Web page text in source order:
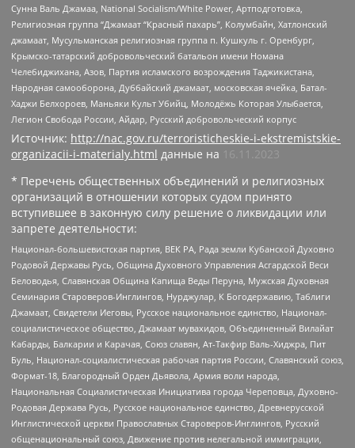
Сунна Валь Джамаа, National Socialism/White Power, Артподготовка,
Религиозная группа “Джамаат “Красный пахарь”, Колумбайн, Хатлонский
джамаат, Мусульманская религиозная группа п. Кушкуль г. Оренбург,
Крымско-татарский добровольческий батальон имени Номана
Челебиджихана, Азов, Партия исламского возрождения Таджикистана,
Народная самооборона, Дуббайский джамаат, московская ячейка, Батал-
Хаджи Белхороев, Маньяки Культ Убийц, Молодёжь Которая Улыбается,
Легион Свобода России, Айдар, Русский добровольческий корпус
Источник: http://nac.gov.ru/terroristicheskie-i-ekstremistskie-
organizacii-i-materialy.html данные на
16.11.2023
* Перечень общественных объединений и религиозных
организаций в отношении которых судом принято
вступившее в законную силу решение о ликвидации или
запрете деятельности:
Национал-большевистская партия, ВЕК РА, Рада земли Кубанской Духовно
Родовой Державы Русь, Община Духовного Управления Асгардской Веси
Беловодья, Славянская Община Капища Веды Перуна, Мужская Духовная
Семинария Староверов-Инглингов, Нурджулар, К Богодержавию, Таблиги
Джамаат, Свидетели Иеговы, Русское национальное единство, Национал-
социалистическое общество, Джамаат мувахидов, Объединенный Вилайат
Кабарды, Балкарии и Карачая, Союз славян, Ат-Такфир Валь-Хиджра, Пит
Буль, Национал-социалистическая рабочая партия России, Славянский союз,
Формат-18, Благородный Орден Дьявола, Армия воли народа,
Национальная Социалистическая Инициатива города Череповца, Духовно-
Родовая Держава Русь, Русское национальное единство, Древнерусской
Инглистической церкви Православных Староверов-Инглингов, Русский
общенациональный союз, Движение против нелегальной иммиграции,